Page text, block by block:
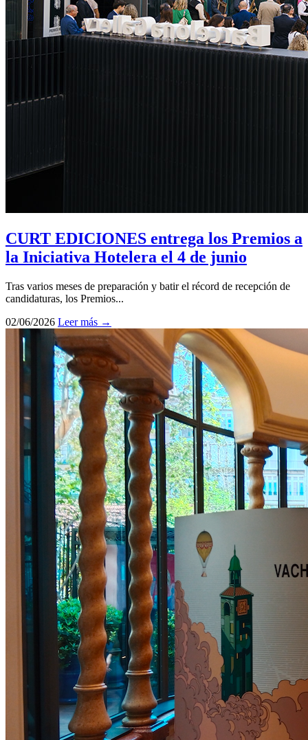
CURT EDICIONES entrega los Premios a
la Iniciativa Hotelera el 4 de junio
Tras varios meses de preparación y batir el récord de recepción de
candidaturas, los Premios...
02/06/2026 Leer más →